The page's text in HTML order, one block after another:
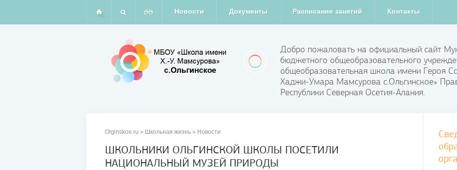
Новости Документы Расписание занятий Контакты
Добро пожаловать на официальный сайт
бюджетного общеобразовательного
общеобразовательная школа имени Героя
Хаджи-Умара Мамсурова с.Ольгинское»
Республики Северная Осетия-Алания.
Olginskoe.ru » Школьная жизнь » Новости
ШКОЛЬНИКИ ОЛЬГИНСКОЙ ШКОЛЫ ПОСЕТИЛИ
НАЦИОНАЛЬНЫЙ МУЗЕЙ ПРИРОДЫ